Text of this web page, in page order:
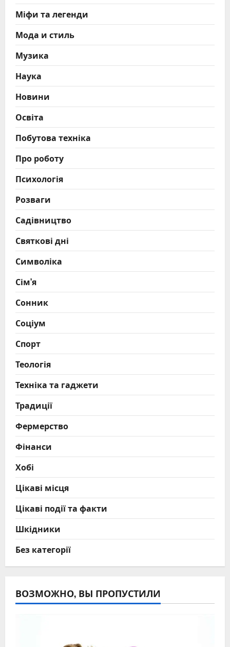
Міфи та легенди
Мода и стиль
Музика
Наука
Новини
Освіта
Побутова техніка
Про роботу
Психологія
Розваги
Садівництво
Святкові дні
Символіка
Сім’я
Сонник
Соціум
Спорт
Теологія
Техніка та гаджети
Традиції
Фермерство
Фінанси
Хобі
Цікаві місця
Цікаві події та факти
Шкідники
Без категорії
ВОЗМОЖНО, ВЫ ПРОПУСТИЛИ